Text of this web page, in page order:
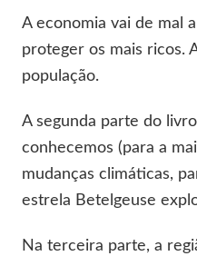
A economia vai de mal
proteger os mais ricos.
população.
A segunda parte do
conhecemos (para a
mudanças climáticas,
estrela Betelgeuse
Na terceira parte, a